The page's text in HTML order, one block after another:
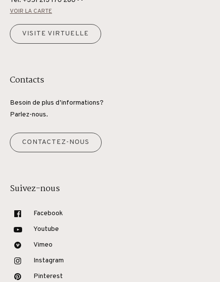
VOIR LA CARTE
VISITE VIRTUELLE
Contacts
Besoin de plus d’informations?
Parlez-nous.
CONTACTEZ-NOUS
Suivez-nous
Facebook
Youtube
Vimeo
Instagram
Pinterest